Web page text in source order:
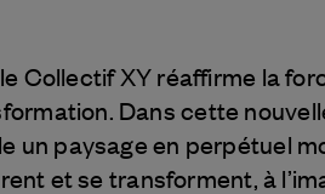
, le Collectif XY réaffirme la
Dans cette
un paysage en perpétuel
et se transforment, à